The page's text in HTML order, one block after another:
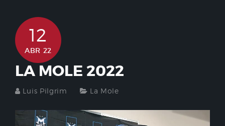
12
ABR 22
LA MOLE 2022
Luis Pilgrim La Mole